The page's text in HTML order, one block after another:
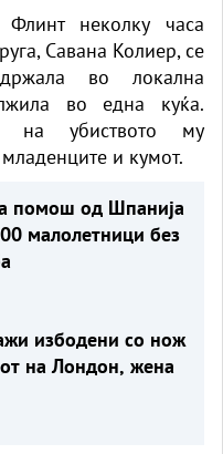
неколку часа
Савана Колиер, се
во локална
во една куќа.
на убиството му
и кумот.
помош од Шпанија
малолетници без
избодени со нож
на Лондон, жена